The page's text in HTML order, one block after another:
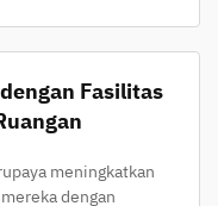
Fasilitas
meningkatkan
dengan